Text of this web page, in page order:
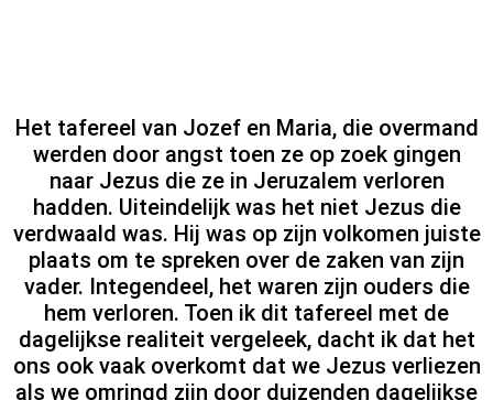
Het tafereel van Jozef en Maria, die overmand
werden door angst toen ze op zoek gingen
naar Jezus die ze in Jeruzalem verloren
hadden. Uiteindelijk was het niet Jezus die
verdwaald was. Hij was op zijn volkomen juiste
plaats om te spreken over de zaken van zijn
vader. Integendeel, het waren zijn ouders die
hem verloren. Toen ik dit tafereel met de
dagelijkse realiteit vergeleek, dacht ik dat het
ons ook vaak overkomt dat we Jezus verliezen
als we omringd zijn door duizenden dagelijkse